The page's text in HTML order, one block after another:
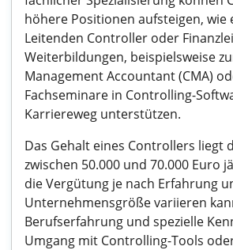
höhere Positionen aufsteigen, wie
Leitenden Controller oder
Weiterbildungen, beispielsweise
Management Accountant (CMA)
Fachseminare in Controlling-
Karriereweg unterstützen.
Das Gehalt eines Controllers liegt
zwischen 50.000 und 70.000 Euro
die Vergütung je nach Erfahrung
Unternehmensgröße variieren
Berufserfahrung und spezielle
Umgang mit Controlling-Tools